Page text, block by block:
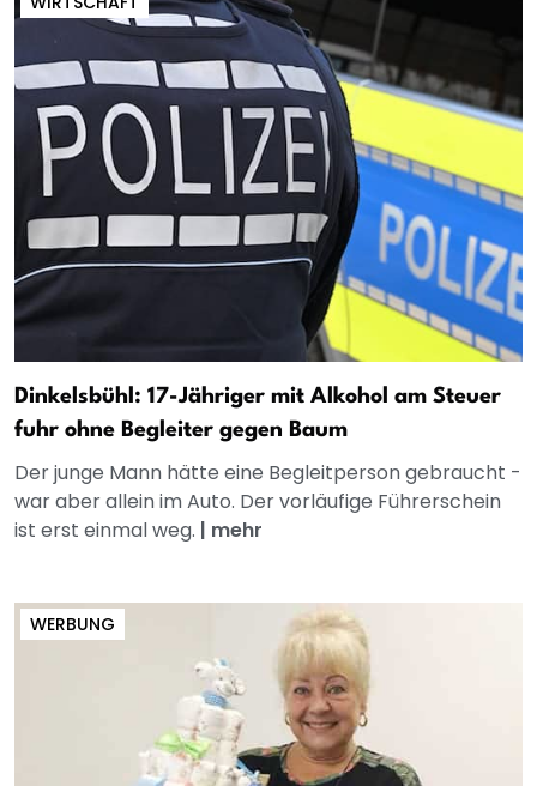
Dinkelsbühl: 17-Jähriger mit Alkohol am Steuer
fuhr ohne Begleiter gegen Baum
Der junge Mann hätte eine Begleitperson gebraucht -
war aber allein im Auto. Der vorläufige Führerschein
ist erst einmal weg. | mehr
WERBUNG